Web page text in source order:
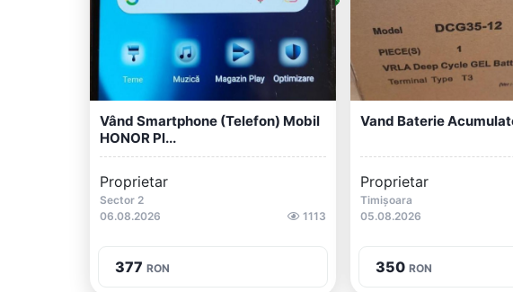
Vând Smartphone (telefon) Mobil
HONOR Pl...
Proprietar
Sector 2
06.08.2026
1113
377 RON
Vand Baterie
Proprietar
Timișoara
05.08.2026
350 RON